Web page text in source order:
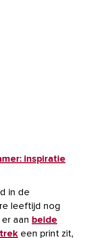
inspiratie
in de
leeftijd nog
aan beide
een print zit,